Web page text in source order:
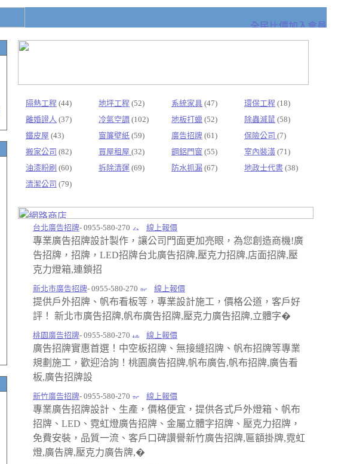
隔熱工程 (44) 地坪工程 (52) 系統家具 (47) 環保工程 (18)
離婚證人 (37) 冷氣空調 (102) 地板打蠟 (52) 除蟲滅鼠 (58)
鐵皮屋 (43) 窗簾壁紙 (59) 廣告招牌 (61) 保險公司 (7)
搬家公司 (82) 買屋租屋 (32) 鋼鋁門窗 (55) 室內裝潢 (71)
油漆粉刷 (60) 拆除清運 (69) 防水抓漏 (67) 地政士代書 (38)
清潔公司 (79)
台北廣告招牌- 0955-580-270 線上報價
專業廣告招牌設計製作，讓公司門面更加亮眼，為您創造商機!廣
告招牌，招牌，LED招牌台北廣告招牌,壓克力招牌,店面招牌,壓
克力燈箱,連鎖招
新北市廣告招牌- 0955-580-270 線上報價
提供戶外招牌、帆布看板等，專業設計施工，價格公道，客戶好
評！ 新北市廣告招牌,帆布廣告招牌,壓克力廣告招牌,立體字�
桃園廣告招牌- 0955-580-270 線上報價
廣告招牌實惠首選！中空板招牌、無接縫招牌、帆布招牌等專業
規劃施工，歡迎洽詢！桃園廣告招牌,帆布廣告,帆布招牌,廣告看
板,廣告招牌設
新竹廣告招牌- 0955-580-270 線上報價
專業廣告招牌設計、生產，價格便宜，提供各式戶外燈箱、帆布
招牌、LED、霓虹燈廣告招牌、金屬立體字招牌、壓克力招牌，
免費安裝，品質一流、客戶口碑讚譽新竹廣告招牌,匾額掛牌,霓虹
燈,廣告牌,壓克力廣告牌,�